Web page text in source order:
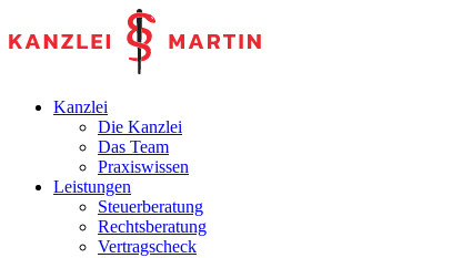
Kanzlei
Die Kanzlei
Das Team
Praxiswissen
Leistungen
Steuerberatung
Rechtsberatung
Vertragscheck